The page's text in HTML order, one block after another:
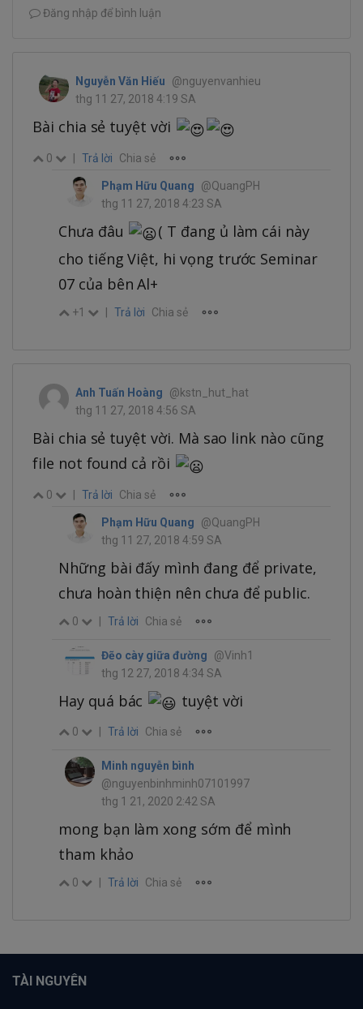
Đăng nhập để bình luận
Nguyễn Văn Hiếu
@nguyenvanhieu
thg 11 27, 2018 4:19 SA
Bài chia sẻ tuyệt vời
0 | Trả lời Chia sẻ
Phạm Hữu Quang
@QuangPH
thg 11 27, 2018 4:23 SA
Chưa đâu
( T đang ủ làm cái này
cho tiếng Việt, hi vọng trước Seminar
07 của bên Al+
+1 Trả lời Chia sẻ
Anh Tuấn Hoàng
@kstn_hut_hat
thg 11 27, 2018 4:56 SA
Bài chia sẻ tuyệt vời. Mà sao link nào cũng
file not found cả rồi
0 Trả lời Chia sẻ
Phạm Hữu Quang
@QuangPH
thg 11 27, 2018 4:59 SA
Những bài đấy mình đang để private,
chưa hoàn thiện nên chưa để public.
0 Trả lời Chia sẻ
Đẽo cày giữa đường
@Vinh1
thg 12 27, 2018 4:34 SA
Hay quá bác tuyệt vời
0 Trả lời Chia sẻ
Minh nguyễn bình
@nguyenbinhminh07101997
thg 1 21, 2020 2:42 SA
mong bạn làm xong sớm để mình
tham khảo
0 Trả lời Chia sẻ
TÀI NGUYÊN